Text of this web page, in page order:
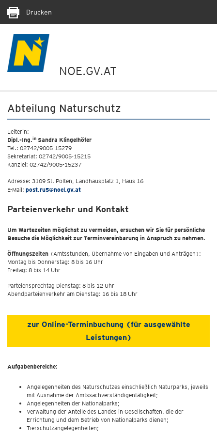
Drucken
NOE.GV.AT
Abteilung Naturschutz
Leiterin:
Dipl.-Ing.in Sandra Klingelhöfer
Tel.: 02742/9005-15279
Sekretariat: 02742/9005-15215
Kanzlei: 02742/9005-15237
Adresse: 3109 St. Pölten, Landhausplatz 1, Haus 16
E-Mail: post.ru5@noel.gv.at
Parteienverkehr und Kontakt
Um Wartezeiten möglichst zu vermeiden, ersuchen wir Sie für persönliche
Besuche die Möglichkeit zur Terminvereinbarung in Anspruch zu nehmen.
Öffnungszeiten (Amtsstunden, Übernahme von Eingaben und Anträgen):
Montag bis Donnerstag: 8 bis 16 Uhr
Freitag: 8 bis 14 Uhr
Parteiensprechtag Dienstag: 8 bis 12 Uhr
Abendparteienverkehr am Dienstag: 16 bis 18 Uhr
zur Online-Terminbuchung (für ausgewählte
Leistungen)
Aufgabenbereiche:
Angelegenheiten des Naturschutzes einschließlich Naturparks, jeweils
mit Ausnahme der Amtssachverständigentätigkeit;
Angelegenheiten der Nationalparks;
Verwaltung der Anteile des Landes in Gesellschaften, die der
Errichtung und dem Betrieb von Nationalparks dienen;
Tierschutzangelegenheiten;